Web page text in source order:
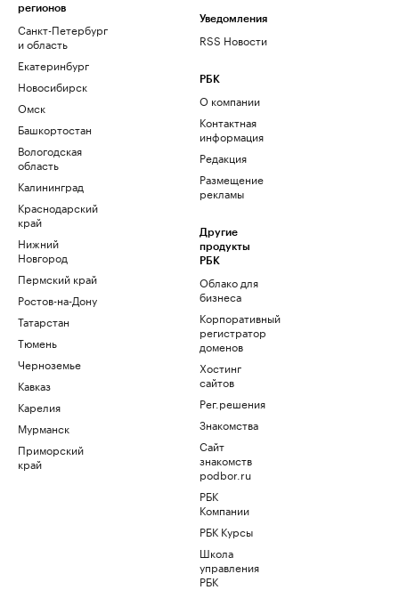
регионов
Санкт-Петербург
и область
Екатеринбург
Новосибирск
Омск
Башкортостан
Вологодская
область
Калининград
Краснодарский
край
Нижний
Новгород
Пермский край
Ростов-на-Дону
Татарстан
Тюмень
Черноземье
Кавказ
Карелия
Мурманск
Приморский
край
Уведомления
RSS Новости
РБК
О компании
Контактная
информация
Редакция
Размещение
рекламы
Другие
продукты
РБК
Облако для
бизнеса
Корпоративный
регистратор
доменов
Хостинг
сайтов
Рег.решения
Знакомства
Сайт
знакомств
podbor.ru
РБК
Компании
РБК Курсы
Школа
управления
РБК